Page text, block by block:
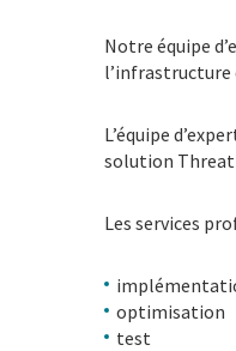
Notre équipe
l’infrastructure
L’équipe
solution
Les services
optimisation
test